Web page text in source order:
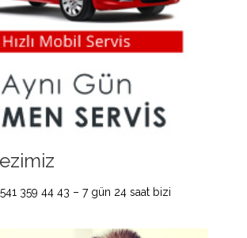
359 44 43 – 7 gün 24 saat bizi